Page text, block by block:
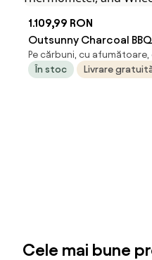
1.109,99 RON
Outsunny Charcoal
Combo w/ Adjustable
Thermometer, and
Pe cărbuni, cu
În stoc
Livrare
Cele mai bune